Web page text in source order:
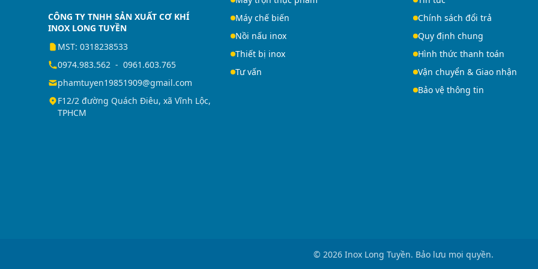
CÔNG TY TNHH SẢN XUẤT CƠ KHÍ
INOX LONG TUYỀN
MST: 0318238533
0974.983.562 - 0961.603.765
phamtuyen19851909@gmail.com
F12/2 đường Quách Điêu, xã Vĩnh Lộc,
TPHCM
Máy chế biến
Nồi nấu inox
Thiết bị inox
Tư vấn
Chính sách đổi trả
Quy định chung
Hình thức thanh toán
Vận chuyển & Giao nhận
Bảo vệ thông tin
© 2026 Inox Long Tuyền. Bảo lưu mọi quyền.